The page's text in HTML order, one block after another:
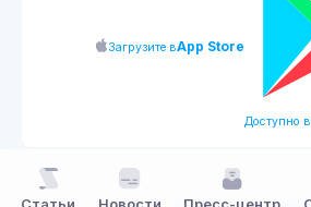
Загрузите вApp Store
Доступно в